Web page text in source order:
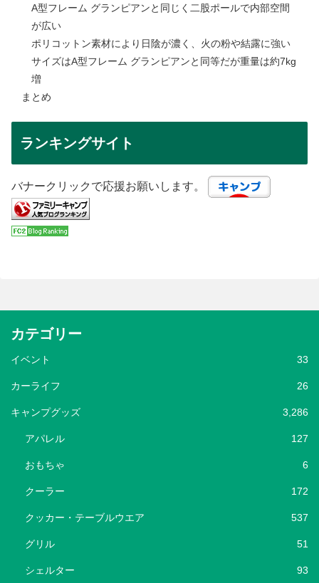
A型フレーム グランピアンと同じく二股ポールで内部空間
が広い
ポリコットン素材により日陰が濃く、火の粉や結露に強い
サイズはA型フレーム グランピアンと同等だが重量は約7kg
増
まとめ
ランキングサイト
バナークリックで応援お願いします。
カテゴリー
イベント 33
カーライフ 26
キャンプグッズ 3,286
アパレル 127
おもちゃ 6
クーラー 172
クッカー・テーブルウエア 537
グリル 51
シェルター 93